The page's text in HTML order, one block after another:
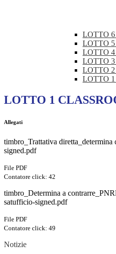
LOTTO
LOTTO
LOTTO
LOTTO
LOTTO
LOTTO
LOTTO 1
Allegati
timbro_Trattativa
signed.pdf
File PDF
Contatore click: 42
timbro_Determina a
satufficio-signed.pdf
File PDF
Contatore click: 49
Notizie